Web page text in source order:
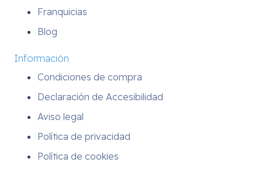
Franquicias
Blog
Información
Condiciones de compra
Declaración de Accesibilidad
Aviso legal
Política de privacidad
Política de cookies